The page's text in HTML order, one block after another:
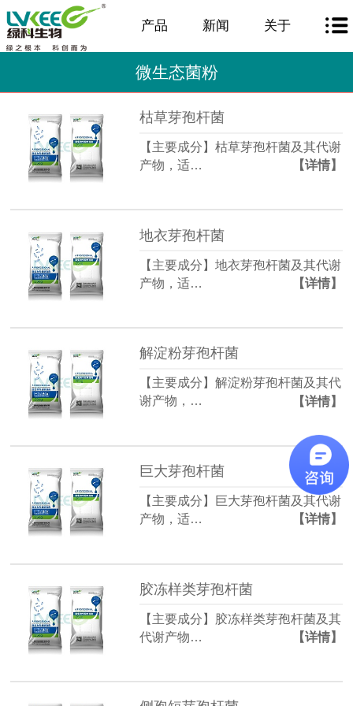
产品 新闻 关于
微生态菌粉
枯草芽孢杆菌
【主要成分】枯草芽孢杆菌及其代谢
产物，适…
【详情】
地衣芽孢杆菌
【主要成分】地衣芽孢杆菌及其代谢
产物，适…
【详情】
解淀粉芽孢杆菌
【主要成分】解淀粉芽孢杆菌及其代
谢产物，…
【详情】
巨大芽孢杆菌
【主要成分】巨大芽孢杆菌及其代谢
产物，适…
【详情】
胶冻样类芽孢杆菌
【主要成分】胶冻样类芽孢杆菌及其
代谢产物…
【详情】